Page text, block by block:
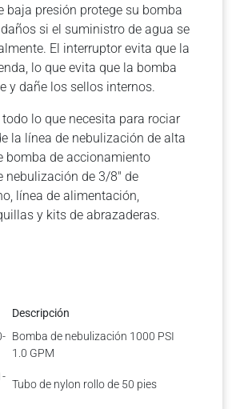
baja presión protege su bomba
si el suministro de agua se
El interruptor evita que la
lo que evita que la bomba
y dañe los sellos internos.
lo que necesita para rociar
la línea de nebulización de alta
bomba de accionamiento
nebulización de 3/8″ de
línea de alimentación,
y kits de abrazaderas.
Descripción
Bomba de nebulización 1000 PSI
1.0 GPM
Tubo de nylon rollo de 50 pies